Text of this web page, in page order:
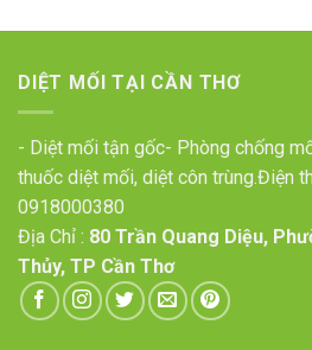
DIỆT MỐI TẠI CẦN THƠ
- Diệt mối tận gốc- Phòng chống
thuốc diệt mối, diệt côn trùng.Điện
0918000380
Địa Chỉ : 80 Trần Quang Diệu,
Thủy, TP Cần Thơ